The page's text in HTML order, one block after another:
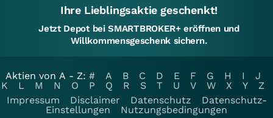
Ihre Lieblingsaktie geschenkt!
Jetzt Depot bei SMARTBROKER+ eröffnen und
Willkommensgeschenk sichern.
Aktien von A - Z: # A B C D E F G H I
J
K
L M N O P Q R S T U V W X Y
Z
Impressum
Disclaimer Datenschutz
Datenschutz-
Einstellungen
Nutzungsbedingungen